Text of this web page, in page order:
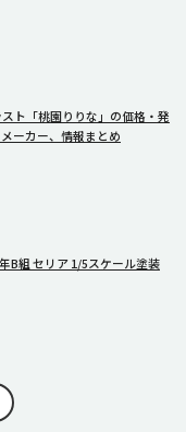
ト「桃園りりな」の価格・発
ーカー、情報まとめ
B組 セリア 1/5スケール塗装